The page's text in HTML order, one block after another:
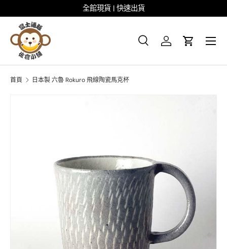
跳至内容
全館現貨 | 快速出貨
搜尋
搜尋 登录 大车
菜单
首頁 日本製 六魯 Rokuro 飛線陶瓷馬克杯